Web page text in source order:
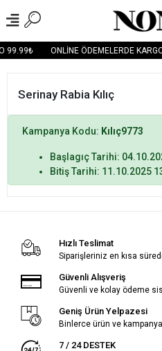
99.99₺ ONLİNE ÖDEMELERDE
Serinay Rabia Kılıç
Kampanya Kodu: Kılıç9773
Başlagıç Tarihi:
Bitiş Tarihi: 11.10.2025
Hızlı Teslimat
Siparişleriniz en kısa
Güvenli Alışveriş
Güvenli ve kolay ödeme
Geniş Ürün Yelpazesi
Binlerce ürün ve
7 / 24 DESTEK